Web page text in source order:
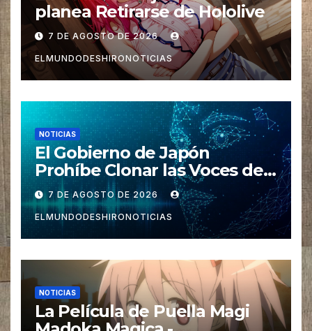
planea Retirarse de Hololive
7 DE AGOSTO DE 2026
ELMUNDODESHIRONOTICIAS
NOTICIAS
El Gobierno de Japón
Prohíbe Clonar las Voces de
los Seiyuus con IA
7 DE AGOSTO DE 2026
ELMUNDODESHIRONOTICIAS
NOTICIAS
La Película de Puella Magi